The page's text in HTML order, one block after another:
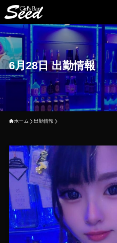
6月28日 出勤情報
ホーム 出勤情報